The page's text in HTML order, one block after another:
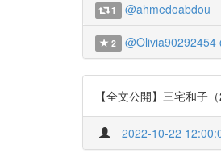
1 @ahmedoabdou
2 @Olivia90292454
【全文公開】三宅和子
2022-10-22